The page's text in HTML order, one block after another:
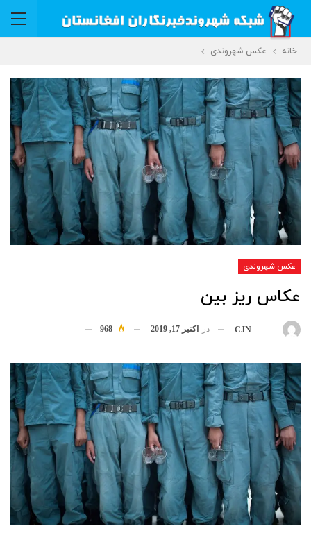
خانه عکس شهروندی
عکس شهروندی
عکاس ریز بین
CJN در اکتبر 17, 2019 968